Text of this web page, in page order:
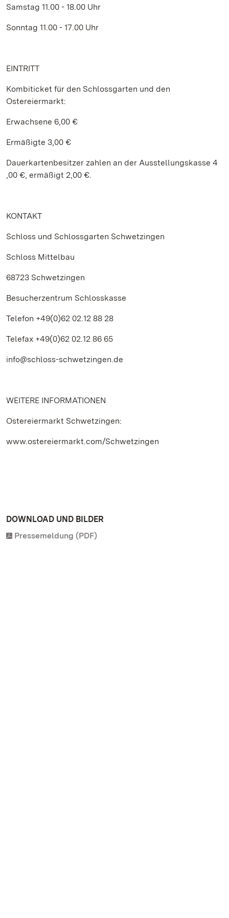
Samstag 11.00 - 18.00 Uhr
Sonntag 11.00 - 17.00 Uhr
EINTRITT
Kombiticket für den Schlossgarten und den
Ostereiermarkt:
Erwachsene 6,00 €
Ermäßigte 3,00 €
Dauerkartenbesitzer zahlen an der Ausstellungskasse 4
,00 €, ermäßigt 2,00 €.
KONTAKT
Schloss und Schlossgarten Schwetzingen
Schloss Mittelbau
68723 Schwetzingen
Besucherzentrum Schlosskasse
Telefon +49(0)62 02.12 88 28
Telefax +49(0)62 02.12 86 65
info@schloss-schwetzingen.de
WEITERE INFORMATIONEN
Ostereiermarkt Schwetzingen:
www.ostereiermarkt.com/Schwetzingen
DOWNLOAD UND BILDER
Pressemeldung (PDF)